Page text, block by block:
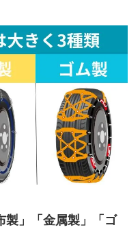
製」「金属製」「ゴ